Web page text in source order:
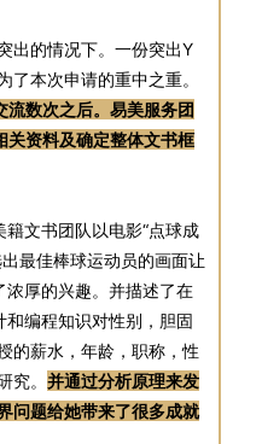
出的情况下。一份突出Y
了本次申请的重中之重。
数次之后。易美服务团
关资料及确定整体文书框
文书团队以电影“点球成
最佳棒球运动员的画面让
厚的兴趣。并描述了在
编程知识对性别，胆固
的薪水，年龄，职称，性
究。 并通过分析原理来发
问题给她带来了很多成就